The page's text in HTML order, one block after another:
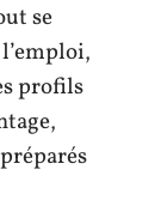
se
profils